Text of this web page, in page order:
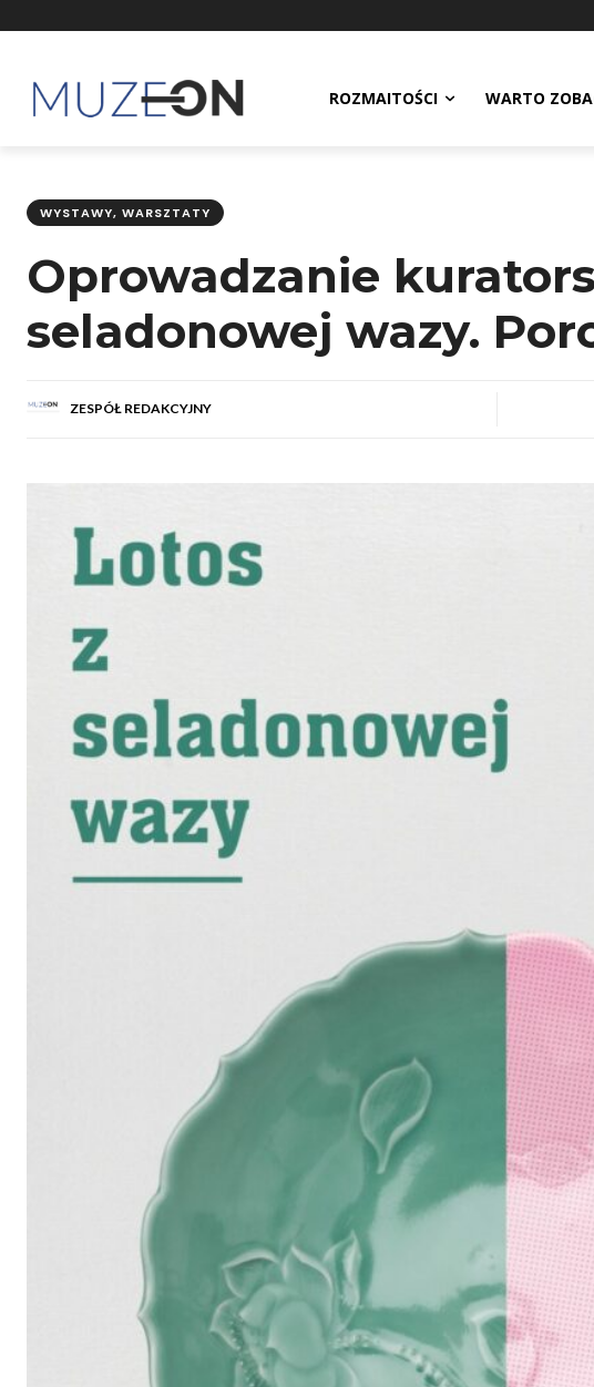
ROZMAITOŚCI WARTO
WYSTAWY, WARSZTATY
Oprowadzanie
seladonowej wazy.
ZESPÓŁ REDAKCYJNY